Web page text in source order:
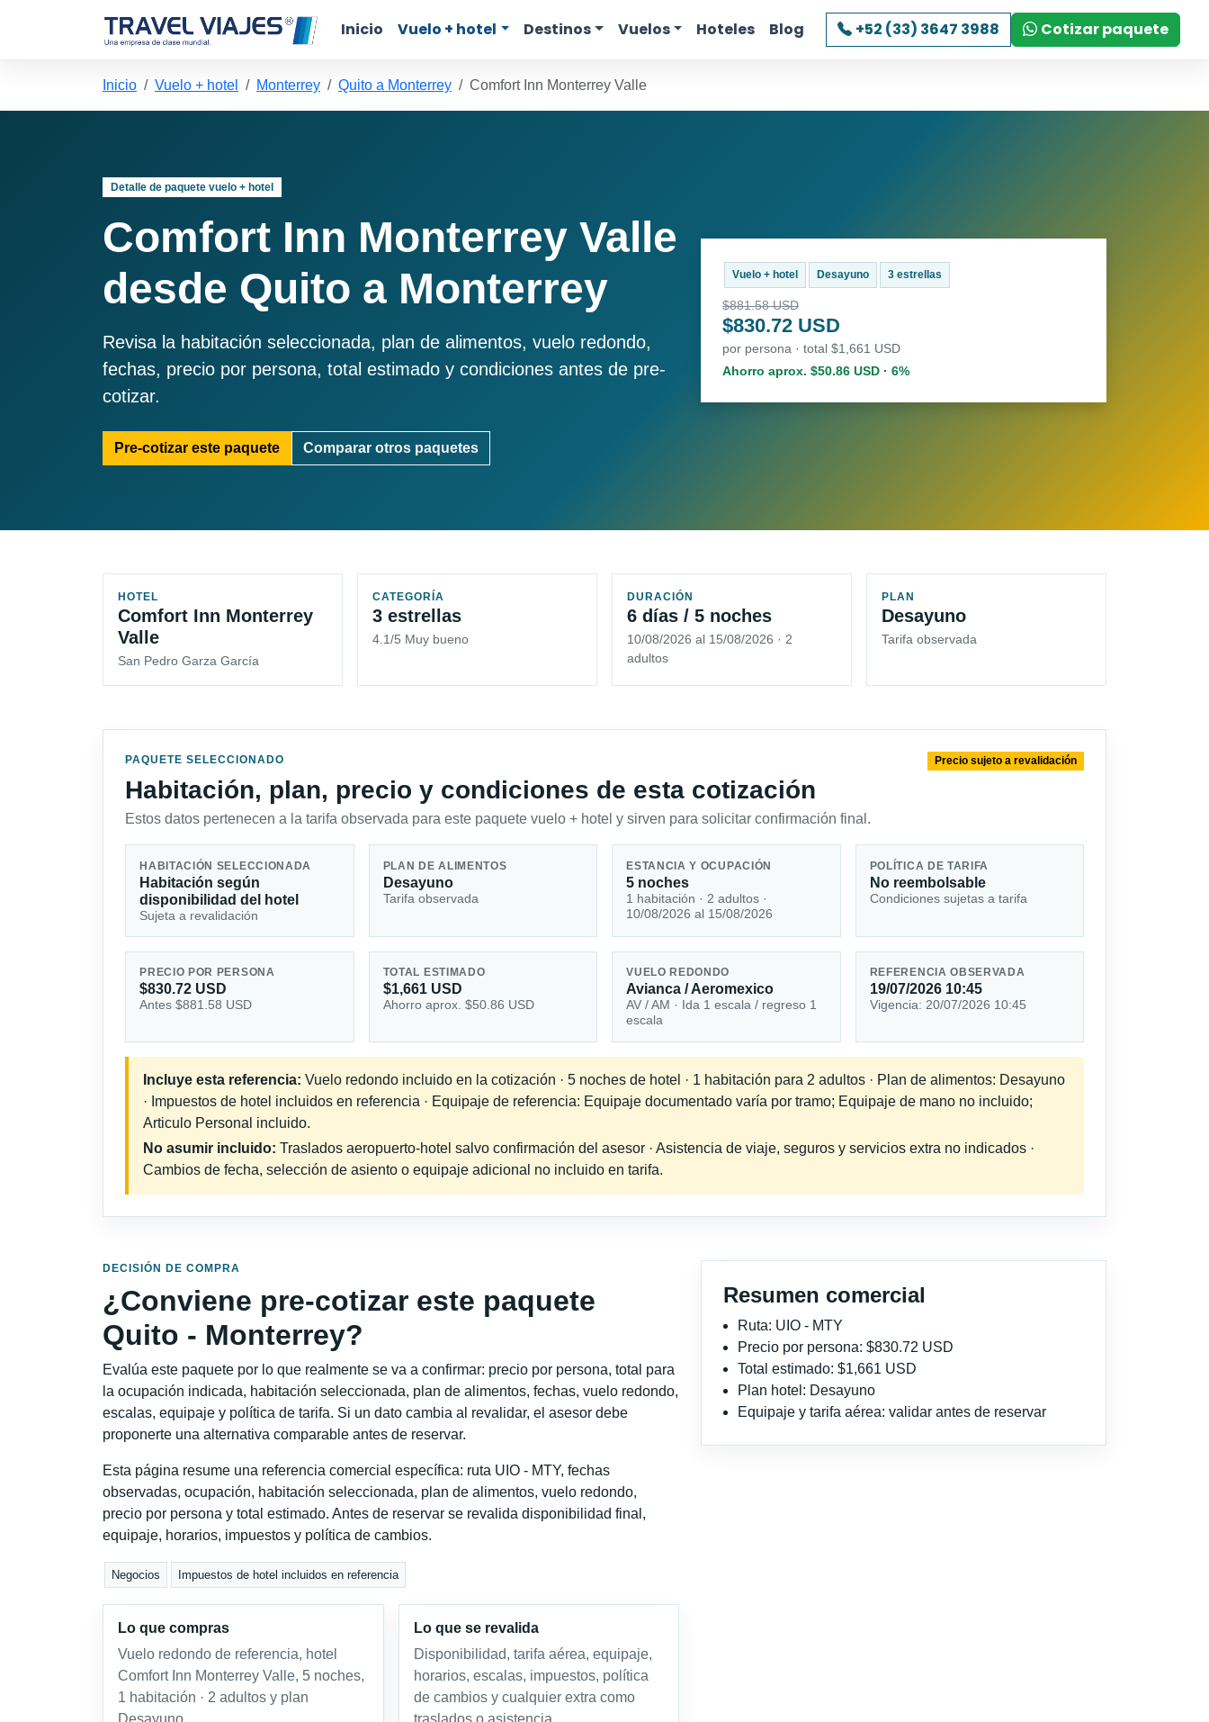
Inicio Vuelo + hotel Destinos Vuelos Hoteles Blog +52 (33) 3647 3988 Cotizar paquete
Inicio Vuelo + hotel Monterrey Quito a Monterrey Comfort Inn Monterrey Valle
Detalle de paquete vuelo + hotel
Comfort Inn Monterrey Valle
desde Quito a Monterrey
Revisa la habitación seleccionada, plan de alimentos, vuelo redondo,
fechas, precio por persona, total estimado y condiciones antes de pre-
cotizar.
Pre-cotizar este paquete Comparar otros paquetes
Vuelo + hotel Desayuno 3 estrellas
$881.58 USD
$830.72 USD
por persona · total $1,661 USD
Ahorro aprox. $50.86 USD · 6%
HOTEL
Comfort Inn Monterrey
Valle
San Pedro Garza García
CATEGORÍA
3 estrellas
4.1/5 Muy bueno
DURACIÓN
6 días / 5 noches
10/08/2026 al 15/08/2026 · 2
adultos
PLAN
Desayuno
Tarifa observada
PAQUETE SELECCIONADO
Habitación, plan, precio y condiciones de esta cotización
Estos datos pertenecen a la tarifa observada para este paquete vuelo + hotel y sirven para solicitar confirmación final.
Precio sujeto a revalidación
HABITACIÓN SELECCIONADA
Habitación según
disponibilidad del hotel
Sujeta a revalidación
PLAN DE ALIMENTOS
Desayuno
Tarifa observada
ESTANCIA Y OCUPACIÓN
5 noches
1 habitación · 2 adultos ·
10/08/2026 al 15/08/2026
POLÍTICA DE TARIFA
No reembolsable
Condiciones sujetas a tarifa
PRECIO POR PERSONA
$830.72 USD
Antes $881.58 USD
TOTAL ESTIMADO
$1,661 USD
Ahorro aprox. $50.86 USD
VUELO REDONDO
Avianca / Aeromexico
AV / AM · Ida 1 escala / regreso 1
escala
REFERENCIA OBSERVADA
19/07/2026 10:45
Vigencia: 20/07/2026 10:45
Incluye esta referencia: Vuelo redondo incluido en la cotización · 5 noches de hotel · 1 habitación para 2 adultos · Plan de alimentos: Desayuno
· Impuestos de hotel incluidos en referencia · Equipaje de referencia: Equipaje documentado varía por tramo; Equipaje de mano no incluido;
Articulo Personal incluido.
No asumir incluido: Traslados aeropuerto-hotel salvo confirmación del asesor · Asistencia de viaje, seguros y servicios extra no indicados ·
Cambios de fecha, selección de asiento o equipaje adicional no incluido en tarifa.
DECISIÓN DE COMPRA
¿Conviene pre-cotizar este paquete
Quito - Monterrey?
Evalúa este paquete por lo que realmente se va a confirmar: precio por persona, total para
la ocupación indicada, habitación seleccionada, plan de alimentos, fechas, vuelo redondo,
escalas, equipaje y política de tarifa. Si un dato cambia al revalidar, el asesor debe
proponerte una alternativa comparable antes de reservar.
Esta página resume una referencia comercial específica: ruta UIO - MTY, fechas
observadas, ocupación, habitación seleccionada, plan de alimentos, vuelo redondo,
precio por persona y total estimado. Antes de reservar se revalida disponibilidad final,
equipaje, horarios, impuestos y política de cambios.
Negocios Impuestos de hotel incluidos en referencia
Lo que compras
Vuelo redondo de referencia, hotel
Comfort Inn Monterrey Valle, 5 noches,
1 habitación · 2 adultos y plan
Desayuno.
Lo que se revalida
Disponibilidad, tarifa aérea, equipaje,
horarios, escalas, impuestos, política
de cambios y cualquier extra como
traslados o asistencia.
Resumen comercial
Ruta: UIO - MTY
Precio por persona: $830.72 USD
Total estimado: $1,661 USD
Plan hotel: Desayuno
Equipaje y tarifa aérea: validar antes de reservar